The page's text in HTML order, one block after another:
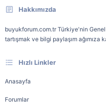
Hakkımızda
buyukforum.com.tr Türkiye'nin
tartışmak ve bilgi paylaşım
Hızlı Linkler
Anasayfa
Forumlar